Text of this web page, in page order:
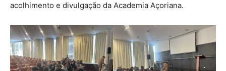
acolhimento e divulgação da Academia Açoriana.